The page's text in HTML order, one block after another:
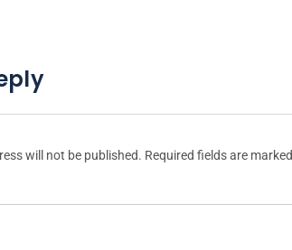
will not be published. Required fields are marked